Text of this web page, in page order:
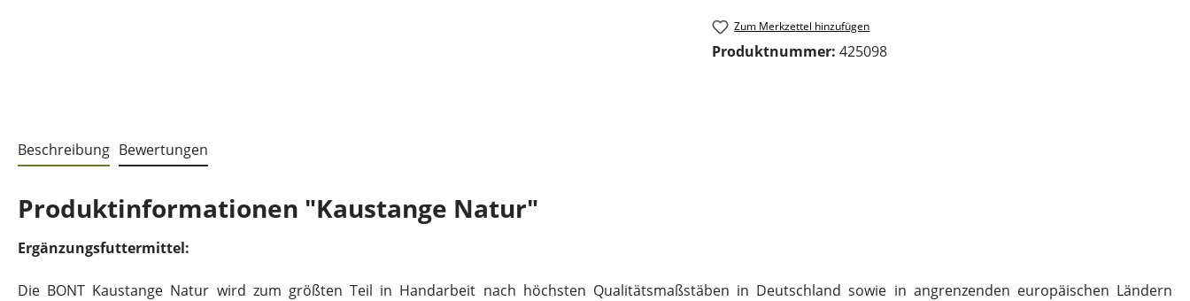
Zum Merkzettel hinzufügen
Produktnummer: 425098
Beschreibung Bewertungen
Produktinformationen "Kaustange Natur"
Ergänzungsfuttermittel:
Die BONT Kaustange Natur wird zum größten Teil in Handarbeit nach höchsten Qualitätsmaßstäben in Deutschland sowie in angrenzenden europäischen Ländern